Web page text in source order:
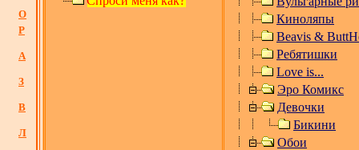
О
Р
А
З
В
Л
Киноляпы
Beavis &
Ребятишки
Love is...
Эро Комикс
Девочки
Бикини
Обои